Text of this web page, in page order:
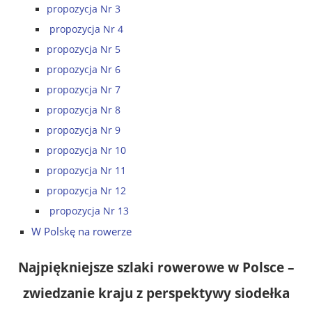
propozycja Nr 3
propozycja Nr 4
propozycja Nr 5
propozycja Nr 6
propozycja Nr 7
propozycja Nr 8
propozycja Nr 9
propozycja Nr 10
propozycja Nr 11
propozycja Nr 12
propozycja Nr 13
W Polskę na rowerze
Najpiękniejsze szlaki rowerowe w Polsce –
zwiedzanie kraju z perspektywy siodełka